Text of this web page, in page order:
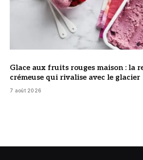
Glace aux fruits rouges maison : la
crémeuse qui rivalise avec le glacier
7 août 2026